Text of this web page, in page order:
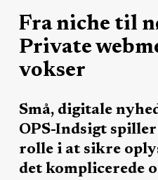
Fra niche til
Private
vokser
Små, digitale
OPS-Indsigt
rolle i at sikre
det komplicerede